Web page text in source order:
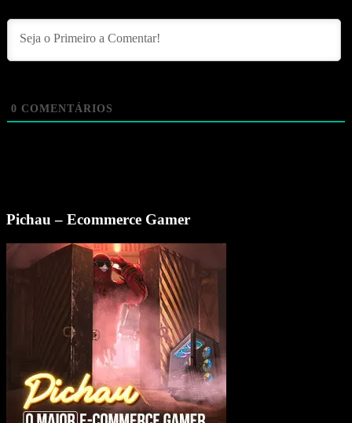
0 COMENTÁRIOS
Pichau – Ecommerce Gamer